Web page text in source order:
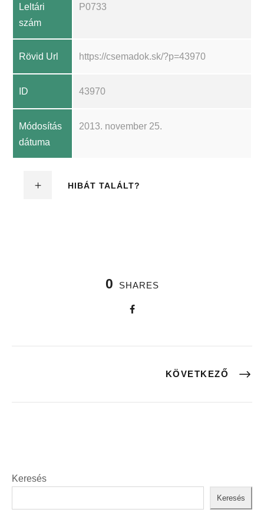
Leltári
szám
P0733
Rövid Url https://csemadok.sk/?p=43970
ID 43970
Módosítás
dátuma
2013. november 25.
HIBÁT TALÁLT?
0 SHARES
KÖVETKEZŐ
Keresés
Keresés